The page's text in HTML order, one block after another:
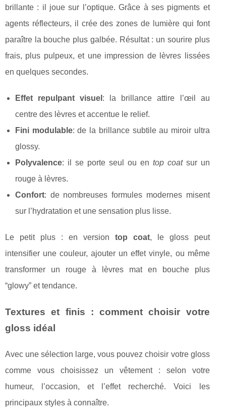
brillante : il joue sur l’optique. Grâce à ses pigments et
agents réflecteurs, il crée des zones de lumière qui font
paraître la bouche plus galbée. Résultat : un sourire plus
frais, plus pulpeux, et une impression de lèvres lissées
en quelques secondes.
Effet repulpant visuel : la brillance attire l’œil au
centre des lèvres et accentue le relief.
Fini modulable: de la brillance subtile au miroir ultra
glossy.
Polyvalence: il se porte seul ou en top coatsur un
rouge à lèvres.
Confort: de nombreuses formules modernes misent
sur l’hydratation et une sensation plus lisse.
Le petit plus : en version top coat, le gloss peut
intensifier une couleur, ajouter un effet vinyle, ou même
transformer un rouge à lèvres mat en bouche plus
“glowy” et tendance.
Textures et finis : comment choisir votre
gloss idéal
Avec une sélection large, vous pouvez choisir votre gloss
comme vous choisissez un vêtement : selon votre
humeur, l’occasion, et l’effet recherché. Voici les
principaux styles à connaître.